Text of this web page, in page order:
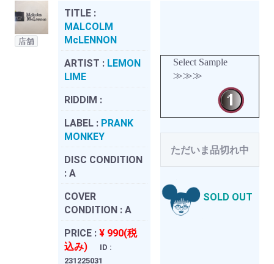
店舗
TITLE :
MALCOLM
McLENNON
ARTIST : LEMON
LIME
RIDDIM :
LABEL : PRANK
MONKEY
DISC CONDITION
: A
COVER
CONDITION : A
PRICE : ¥ 990(税
込み)
ID :
231225031
Select Sample
≫≫≫
ただいま品切れ中
SOLD OUT